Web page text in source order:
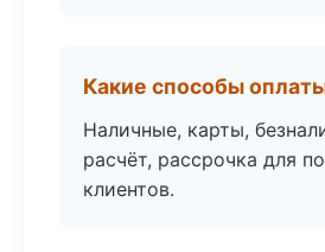
Какие способы
Наличные, карты,
расчёт, рассрочка для
клиентов.